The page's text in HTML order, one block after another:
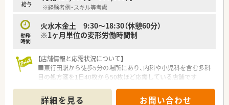
給与 ※経験者例・スキル等考慮
勤務
時間
火水木金土 9:30～18:30（休憩60分）
※1ヶ月単位の変形労働時間制
【店舗情報と応需状況について】
■東行田駅から徒歩5分の場所にあり、内科や小児科を含む多科
目の処方箋を1日40枚から50枚ほど応需している店舗です
剤師1名と事務員1名が協力し合いながら業務を行っています。
詳細を見る お問い合わせ